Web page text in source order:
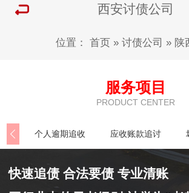
西安讨债公司
位置： 首页 » 讨债公司 » 陕
服务项目
PRODUCT CENTER
个人逾期追收 应收账款追讨
快速追债 合法要债 专业清账